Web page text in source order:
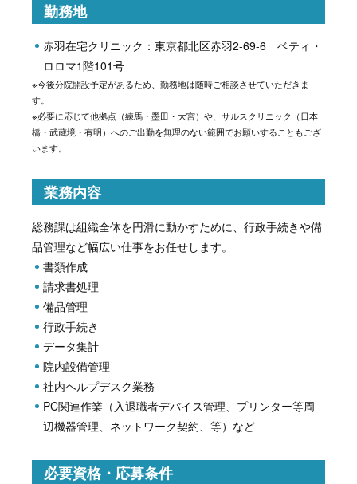
勤務地
赤羽在宅クリニック：東京都北区赤羽2-69-6 ベティ・
ロロマ1階101号
※今後分院開設予定があるため、勤務地は随時ご相談させていただきま
す。
※必要に応じて他拠点（練馬・墨田・大宮）や、サルスクリニック（日本
橋・武蔵境・有明）へのご出勤を無理のない範囲でお願いすることもござ
います。
業務内容
総務課は組織全体を円滑に動かすために、行政手続きや備
品管理など幅広い仕事をお任せします。
書類作成
請求書処理
備品管理
行政手続き
データ集計
院内設備管理
社内ヘルプデスク業務
PC関連作業（入退職者デバイス管理、プリンター等周
辺機器管理、ネットワーク契約、等）など
必要資格・応募条件